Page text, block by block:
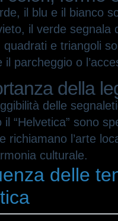
il blu e il bianco
il verde
quadrati e triangoli
il parcheggio o
della
delle
il “Helvetica” sono
richiamano l’arte
culturale.
delle